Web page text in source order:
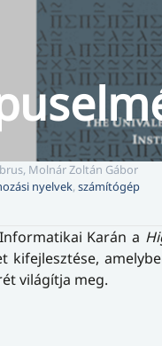
Molnár Zoltán Gábor
nyelvek, számítógép
Karán a
kifejlesztése,
világítja meg.